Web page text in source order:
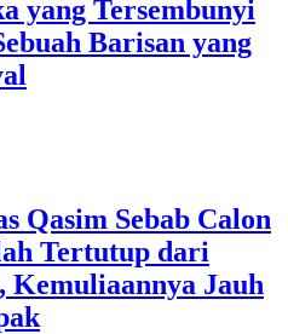
yang Tersembunyi
Barisan yang
Qasim Sebab Calon
Tertutup dari
Kemuliaannya Jauh